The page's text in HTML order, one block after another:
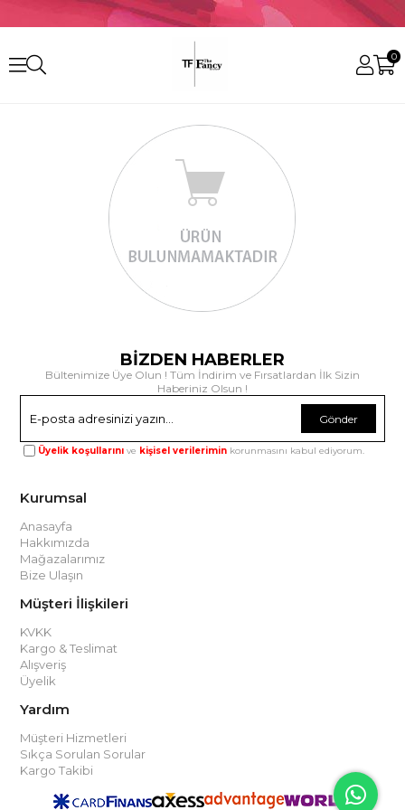
0
BİZDEN HABERLER
Bültenimize Üye Olun ! Tüm İndirim ve Fırsatlardan İlk Sizin
Haberiniz Olsun !
Gönder
Üyelik koşullarını ve kişisel verilerimin korunmasını kabul ediyorum.
Kurumsal
Anasayfa
Hakkımızda
Mağazalarımız
Bize Ulaşın
Müşteri İlişkileri
KVKK
Kargo & Teslimat
Alışveriş
Üyelik
Yardım
Müşteri Hizmetleri
Sıkça Sorulan Sorular
Kargo Takibi